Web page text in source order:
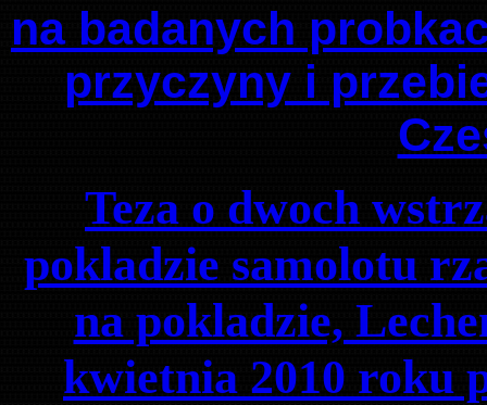
na badanych
przyczyny i
Teza o dwoch
pokladzie samolotu
na pokladzie,
kwietnia 2010 roku